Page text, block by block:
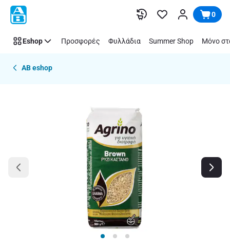
Παράλειψη 0
Eshop Προσφορές Φυλλάδια Summer Shop Μόνο
AB eshop